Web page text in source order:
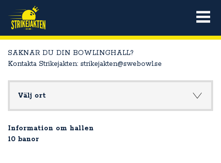
SAKNAR DU DIN BOWLINGHALL?
Kontakta Strikejakten: strikejakten@swebowl.se
Välj ort
Information om hallen
10 banor